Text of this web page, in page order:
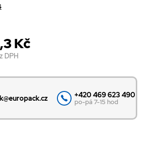
Kč
DPH
+420 469 623 490
po-pá 7-15 hod